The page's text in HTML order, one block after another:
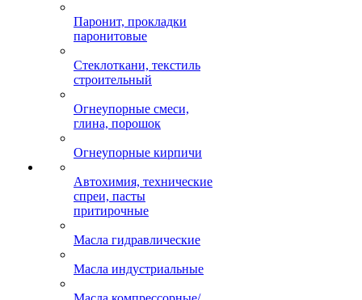
Паронит, прокладки
паронитовые
Стеклоткани, текстиль
строительный
Огнеупорные смеси,
глина, порошок
Огнеупорные кирпичи
Автохимия, технические
спреи, пасты
притирочные
Масла гидравлические
Масла индустриальные